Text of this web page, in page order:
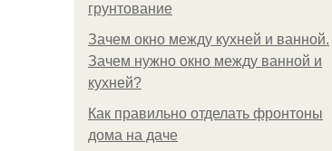
грунтование
Зачем окно между кухней и ванной.
Зачем нужно окно между ванной и
кухней?
Как правильно отделать фронтоны
дома на даче